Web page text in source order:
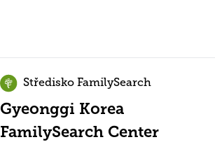
Středisko FamilySearch
Gyeonggi Korea
FamilySearch Center